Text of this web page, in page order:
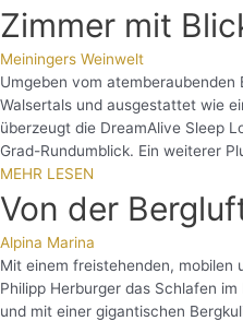
Zimmer mit
Meiningers Weinwelt
Umgeben vom atemberaubenden
Walsertals und ausgestattet wie
überzeugt die DreamAlive Sleep
Grad-Rundumblick. Ein weiterer
MEHR LESEN
Von der
Alpina Marina
Mit einem freistehenden, mobilen
Philipp Herburger das Schlafen
und mit einer gigantischen